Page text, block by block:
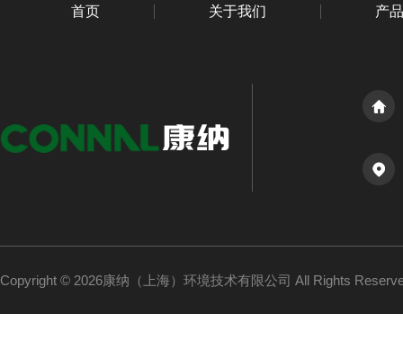
首页 关于我们 产
Copyright © 2026康纳（上海）环境技术有限公司 All Rights